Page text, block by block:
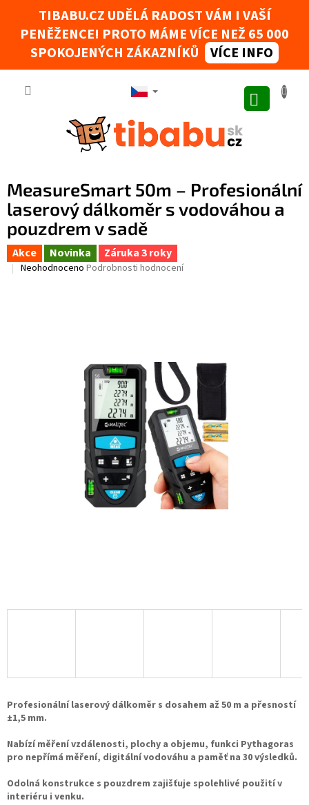
TIBABU.CZ UDĚLÁ RADOST VÁM I VAŠÍ
PENĚŽENCE! PROTO MÁME VÍCE NEŽ 65 000
SPOKOJENÝCH ZÁKAZNÍKŮ
VÍCE INFO
MeasureSmart 50m – Profesionální
laserový dálkoměr s vodováhou a
pouzdrem v sadě
Akce Novinka Záruka 3 roky
Průměrné hodnocení produktu je 0,0 z 5 hvězdiček.
Neohodnoceno Podrobnosti hodnocení
Profesionální laserový dálkoměr s dosahem až 50 m a přesností
±1,5 mm.
Nabízí měření vzdálenosti, plochy a objemu, funkci Pythagoras
pro nepřímá měření, digitální vodováhu a paměť na 30 výsledků.
Odolná konstrukce s pouzdrem zajišťuje spolehlivé použití v
interiéru i venku.
Tibabák - Váš AI rádce